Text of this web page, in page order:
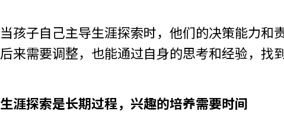
当孩子自己主导生涯探索时，他们的决策能力和
后来需要调整，也能通过自身的思考和经验，找
生涯探索是长期过程，兴趣的培养需要时间